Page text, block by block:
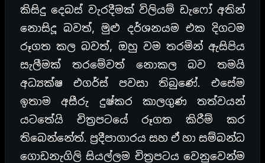
කිසිදු දෙබස් වැරදීමක් විලියම් ඩැෆෝ අතින්
නොසිදූ බවත්, මුළු දර්ශනයම එක දිගටම
රූගත කල බවත්, ඔහු වම තරමින් ඇසිපිය
සැලීමක් තරමේවත් නොකල බව තමයි
අධ්‍යක්ෂ එගර්ස් පවසා තිබුණේ. එසේම
ඉතාම අසීරු දුෂ්කර කාලගුණ තත්වයන්
යටතේයි චිත්‍රපටයේ රූගත කිරීම් කර
තිබෙන්නේත්. ප්‍රදීපාගාරය සහ ඒ හා සම්බන්ධ
ගොඩනැගිලි සියල්ලම චිත්‍රපටය වෙනුවෙන්ම